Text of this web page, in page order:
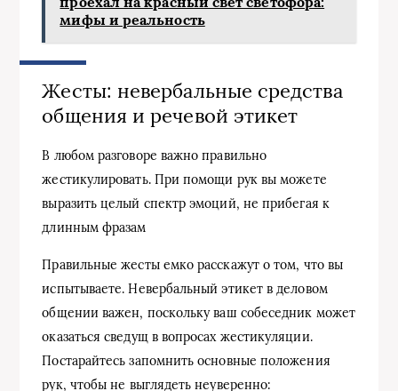
мифы и реальность
Жесты: невербальные средства
общения и речевой этикет
В любом разговоре важно правильно
жестикулировать. При помощи рук вы можете
выразить целый спектр эмоций, не прибегая к
длинным фразам
Правильные жесты емко расскажут о том, что вы
испытываете. Невербальный этикет в деловом
общении важен, поскольку ваш собеседник может
оказаться сведущ в вопросах жестикуляции.
Постарайтесь запомнить основные положения
рук, чтобы не выглядеть неуверенно: